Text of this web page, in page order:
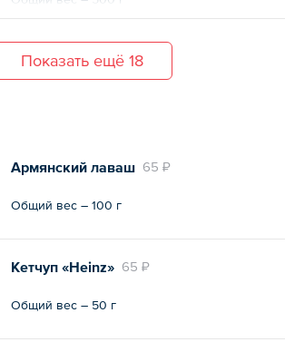
Показать ещё 18
65 ₽
Армянский лаваш
Общий вес – 100 г
65 ₽
Кетчуп «Heinz»
Общий вес – 50 г